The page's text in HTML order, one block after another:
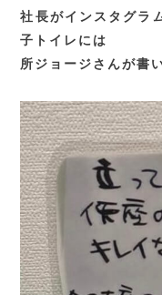
社長がインスタグラ
子トイレには
所ジョージさんが書